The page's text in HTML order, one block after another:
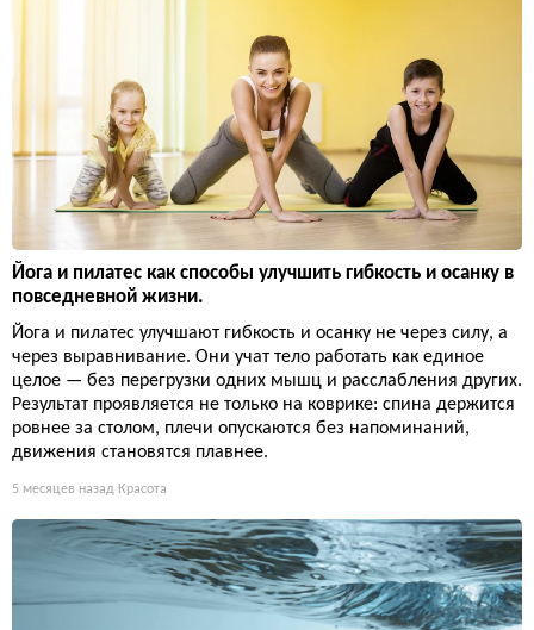
Йога и пилатес как способы улучшить гибкость и осанку в
повседневной жизни.
Йога и пилатес улучшают гибкость и осанку не через силу, а
через выравнивание. Они учат тело работать как единое
целое — без перегрузки одних мышц и расслабления других.
Результат проявляется не только на коврике: спина держится
ровнее за столом, плечи опускаются без напоминаний,
движения становятся плавнее.
5 месяцев назад Красота